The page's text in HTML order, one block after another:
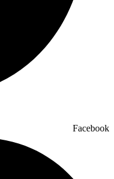
Facebook